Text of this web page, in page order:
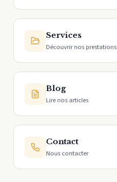
Services
Découvrir nos prestations
Blog
Lire nos articles
Contact
Nous contacter